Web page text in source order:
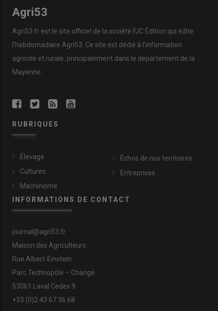
Agri53
Agri53.fr est le site officiel de la société FJC Édition qui édite
l’hebdomadaire Agri53. Ce site est dédié à l’information
agricole et rurale, principalement dans le département de la
Mayenne.
RUBRIQUES
Élevage
Cultures
Machinisme
Échos de nos territoires
Entreprises
INFORMATIONS DE CONTACT
journal@agri53.fr
Maison des Agriculteurs
Rue Albert-Einstein
Parc Technopôle – Changé
53061 Laval Cedex 9
+33 (0)2 43 67 36 68